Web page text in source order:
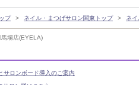
馬場店(EYELA)
プ ネイル・まつげサロン関東トップ ネ
ロンボード導入のご案内